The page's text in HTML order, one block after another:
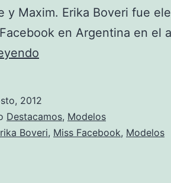
y Maxim. Erika Boveri fue
en Argentina en el
Miss
Facebook
2012
Destacamos, Modelos
Boveri, Miss Facebook, Modelos